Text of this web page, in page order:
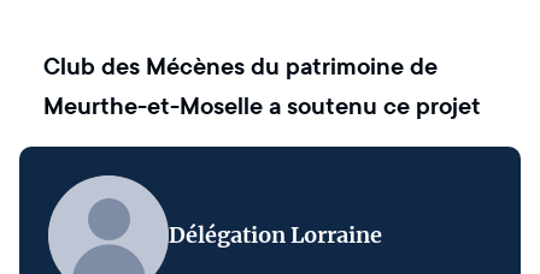
Club des Mécènes du patrimoine de
Meurthe-et-Mosellea soutenu ce projet
Délégation Lorraine